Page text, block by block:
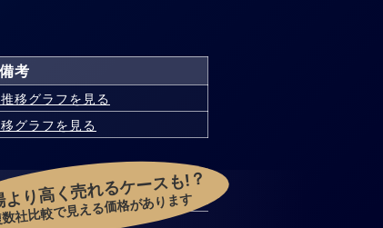
備考
推移グラフを見る
グラフを見る
り高く売れるケースも!？
社比較で見える価格があります